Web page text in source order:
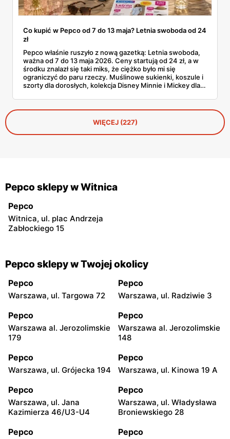
Co kupić w Pepco od 7 do 13 maja? Letnia swoboda od 24
zł
Pepco właśnie ruszyło z nową gazetką: Letnia swoboda,
ważna od 7 do 13 maja 2026. Ceny startują od 24 zł, a w
środku znalazł się taki miks, że ciężko było mi się
ograniczyć do paru rzeczy. Muślinowe sukienki, koszule i
szorty dla dorosłych, kolekcja Disney Minnie i Mickey dla
zabawki, akcesoria dla zwierząt i tarasowe drobiazgi w
wisienki. Przejrzałam stronę po stronie i wyłuskałam to, na
co szkoda przejść obojętnie. Z aplikacją Pepco można
dodatkowo odbić 10% u kasy.WIĘCEJ (227)
Pepco sklepy w Witnica
Pepco
Witnica, ul. plac Andrzeja
Zabłockiego 15
Pepco sklepy w Twojej okolicy
Pepco
Warszawa, ul. Targowa 72
Pepco
Warszawa, ul. Radziwie 3
Pepco
Warszawa al. Jerozolimskie
179
Pepco
Warszawa al. Jerozolimskie
148
Pepco
Warszawa, ul. Grójecka 194
Pepco
Warszawa, ul. Kinowa 19 A
Pepco
Warszawa, ul. Jana
Kazimierza 46/U3-U4
Pepco
Warszawa, ul. Władysława
Broniewskiego 28
Pepco Pepco